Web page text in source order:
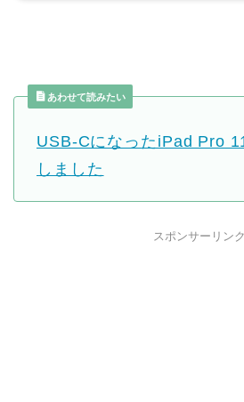
あわせて読みたい
USB-CになったiPad Pro
しました
スポンサーリンク